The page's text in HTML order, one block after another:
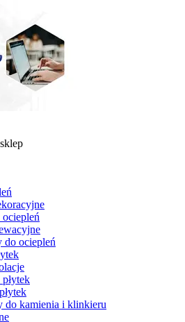
ociepleń
do ociepleń
do kamienia i klinkieru